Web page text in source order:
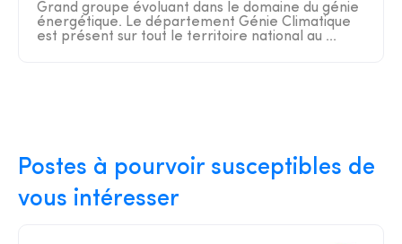
Grand groupe évoluant dans le domaine du génie
énergétique. Le département Génie Climatique
est présent sur tout le territoire national au ...
Postes à pourvoir susceptibles de
vous intéresser